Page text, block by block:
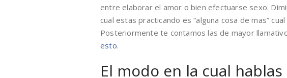
entre elaborar el amor o bien efectuarse sexo.
cual estas practicando es “alguna cosa de mas”
Posteriormente te contamos las de mayor
esto.
El modo en la cual hablas